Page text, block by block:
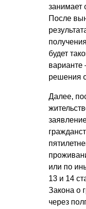
занимает
После
будет
решения
Далее,
или по
13 и 14
Закона о
через